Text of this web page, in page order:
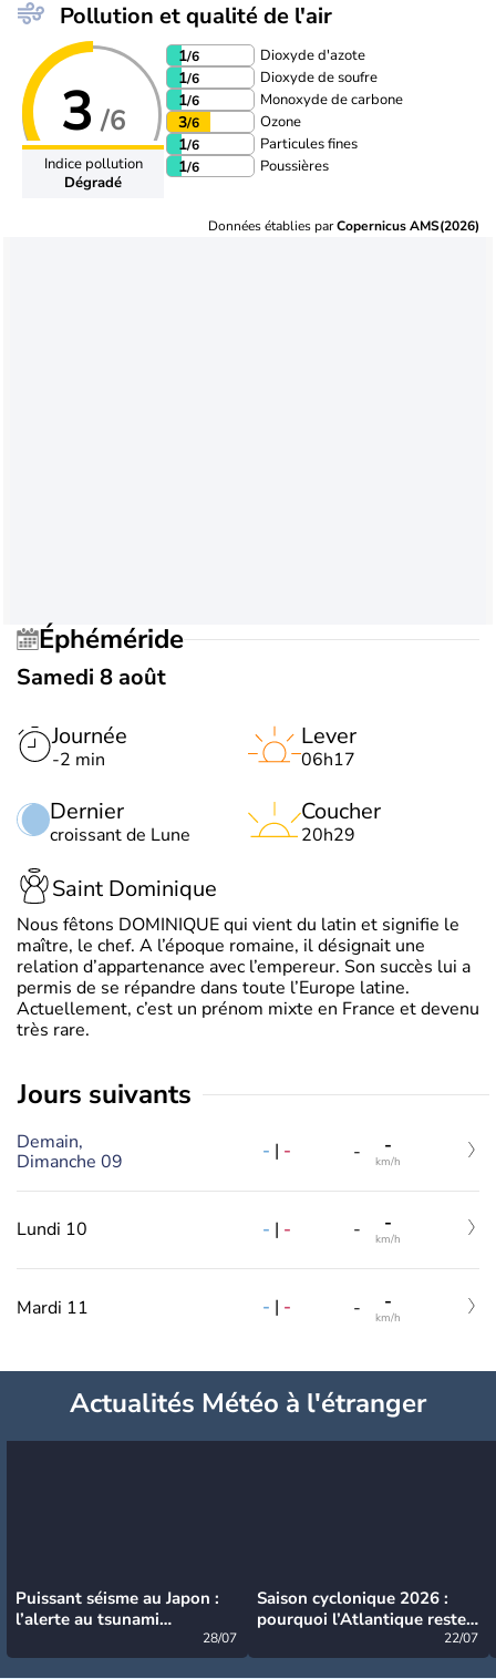
Pollution et qualité de l'air
3 /6
Indice pollution
Dégradé
1/6 Dioxyde d'azote
1/6 Dioxyde de soufre
1/6 Monoxyde de carbone
3/6 Ozone
1/6 Particules fines
1/6 Poussières
Données établies parCopernicus AMS(2026)
Éphéméride
Samedi 8 août
Journée
-2 min
Dernier
croissant de Lune
Lever
06h17
Coucher
20h29
Saint Dominique
Nous fêtons DOMINIQUE qui vient du latin et signifie le
maître, le chef. A l’époque romaine, il désignait une
relation d’appartenance avec l’empereur. Son succès lui a
permis de se répandre dans toute l’Europe latine.
Actuellement, c’est un prénom mixte en France et devenu
très rare.
jours suivants
Demain,
Dimanche 09
- | - - -
km/h
Lundi 10 - | - - -
km/h
Mardi 11 - | - - -
km/h
Actualités Météo à l'étranger
Puissant séisme au Japon :
l’alerte au tsunami
28/07
Saison cyclonique 2026 :
pourquoi l’Atlantique reste
22/07